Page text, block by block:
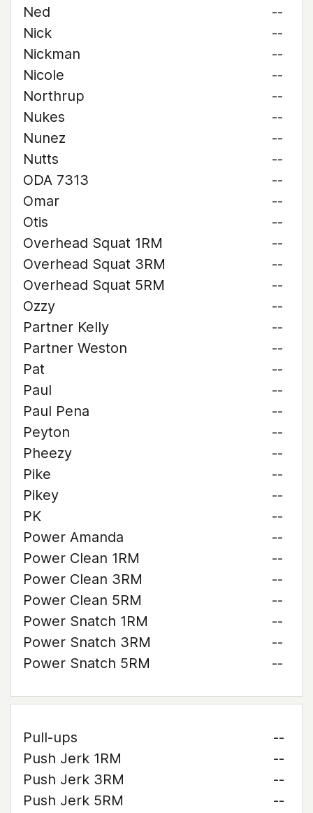
Ned
--
Nick
--
Nickman
--
Nicole
--
Northrup
--
Nukes
--
Nunez
--
Nutts
--
ODA 7313
--
Omar
--
Otis
--
Overhead Squat 1RM
--
Overhead Squat 3RM
--
Overhead Squat 5RM
--
Ozzy
--
Partner Kelly
--
Partner Weston
--
Pat
--
Paul
--
Paul Pena
--
Peyton
--
Pheezy
--
Pike
--
Pikey
--
PK
--
Power Amanda
--
Power Clean 1RM
--
Power Clean 3RM
--
Power Clean 5RM
--
Power Snatch 1RM
--
Power Snatch 3RM
--
Power Snatch 5RM
--
Pull-ups
--
Push Jerk 1RM
--
Push Jerk 3RM
--
Push Jerk 5RM
--